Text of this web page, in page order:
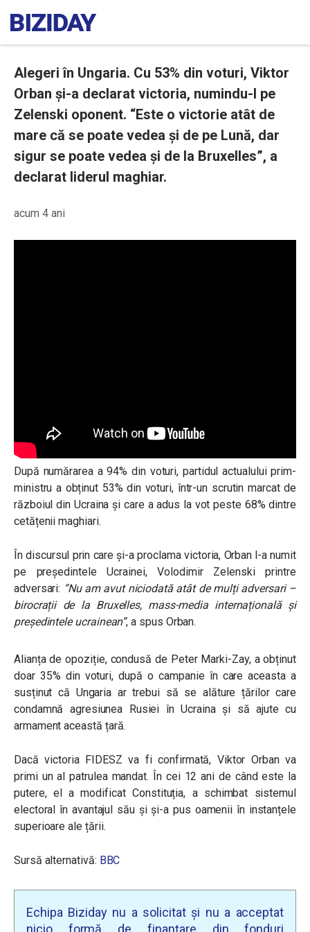
Alegeri în Ungaria. Cu 53% din voturi, Viktor
Orban și-a declarat victoria, numindu-l pe
Zelenski oponent. “Este o victorie atât de
mare că se poate vedea și de pe Lună, dar
sigur se poate vedea și de la Bruxelles”, a
declarat liderul maghiar.
acum 4 ani
După numărarea a 94% din voturi, partidul actualului prim-
ministru a obținut 53% din voturi, într-un scrutin marcat de
războiul din Ucraina și care a adus la vot peste 68% dintre
cetățenii maghiari.
În discursul prin care și-a proclama victoria, Orban l-a numit
pe președintele Ucrainei, Volodimir Zelenski printre
adversari: “Nu am avut niciodată atât de mulți adversari –
birocrații de la Bruxelles, mass-media internațională și
președintele ucrainean”, a spus Orban.
Alianța de opoziție, condusă de Peter Marki-Zay, a obținut
doar 35% din voturi, după o campanie în care aceasta a
susținut că Ungaria ar trebui să se alăture țărilor care
condamnă agresiunea Rusiei în Ucraina și să ajute cu
armament această țară.
Dacă victoria FIDESZ va fi confirmată, Viktor Orban va
primi un al patrulea mandat. În cei 12 ani de când este la
putere, el a modificat Constituția, a schimbat sistemul
electoral în avantajul său și și-a pus oamenii în instanțele
superioare ale țării.
Sursă alternativă: BBC
Echipa Biziday nu a solicitat și nu a acceptat
nicio formă de finanțare din fonduri